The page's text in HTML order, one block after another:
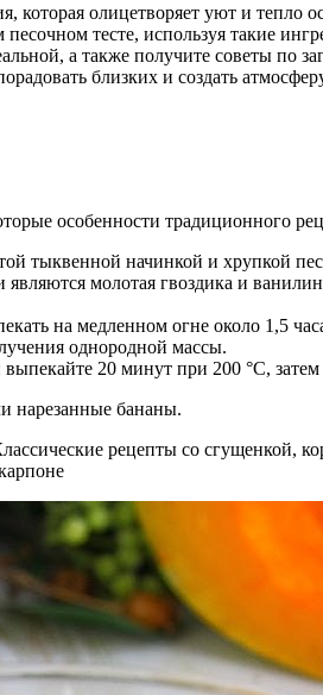
олицетворяет уют и тепло
тесте, используя такие
а также получите советы по
близких и создать
особенности традиционного
тыквенной начинкой и хрупкой
молотая гвоздика и
на медленном огне около 1,5
однородной массы.
20 минут при 200 °C,
нарезанные бананы.